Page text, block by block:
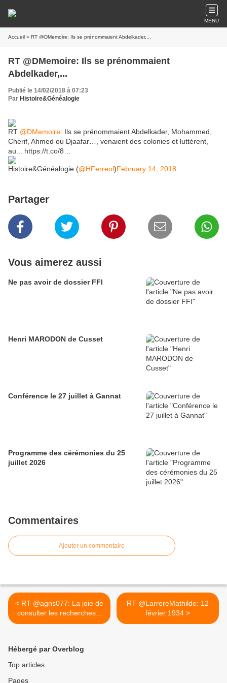
MENU
Accueil » RT @DMemoire: Ils se prénommaient Abdelkader,...
RT @DMemoire: Ils se prénommaient
Abdelkader,...
Publié le 14/02/2018 à 07:23
Par Histoire&Généalogie
RT @DMemoire: Ils se prénommaient Abdelkader, Mohammed,
Cherif, Ahmed ou Djaafar…, venaient des colonies et luttèrent,
au... https://t.co/8…
Histoire&Généalogie (@HFerreol)February 14, 2018
Partager
Vous aimerez aussi
Ne pas avoir de dossier FFI
Henri MARODON de Cusset
Conférence le 27 juillet à Gannat
Programme des cérémonies du 25
juillet 2026
Commentaires
Ajouter un commentaire
< RT @agns077: La joie de
consulter les recherches...
RT @LarrereMathilde: 12
février 1934 >
Hébergé par Overblog
Top articles
Pages